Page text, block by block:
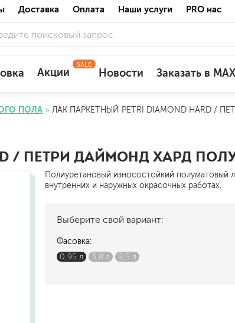
Доставка Оплата Наши услуги PRO нас
по штукатурке
по бетону
силиконовые универсальные,
силиконовые санитарные
Акции
SALE
Новости Заказать в MAX
ПОЛА ЛАК ПАРКЕТНЫЙ PETRI DIAMOND HARD /
/ ПЕТРИ ДАЙМОНД ХАРД
Полиуретановый износостойкий полуматовый
внутренних и наружных окрасочных работах.
Выберите свой вариант:
Фасовка:
0,95 л
3,8 л 9,5 л